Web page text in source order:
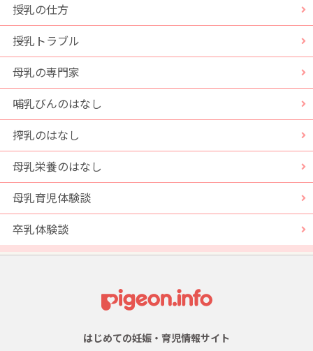
授乳の仕方
授乳トラブル
母乳の専門家
哺乳びんのはなし
搾乳のはなし
母乳栄養のはなし
母乳育児体験談
卒乳体験談
はじめての妊娠・育児情報サイト